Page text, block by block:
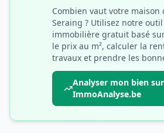
Combien vaut votre
Seraing ? Utilisez notre
immobilière gratuit basé
le prix au m², calculer la
travaux et prendre les
Analyser mon bien sur
ImmoAnalyse.be